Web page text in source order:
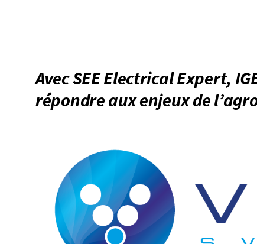
Avec SEE Electrical Expert,
répondre aux enjeux de